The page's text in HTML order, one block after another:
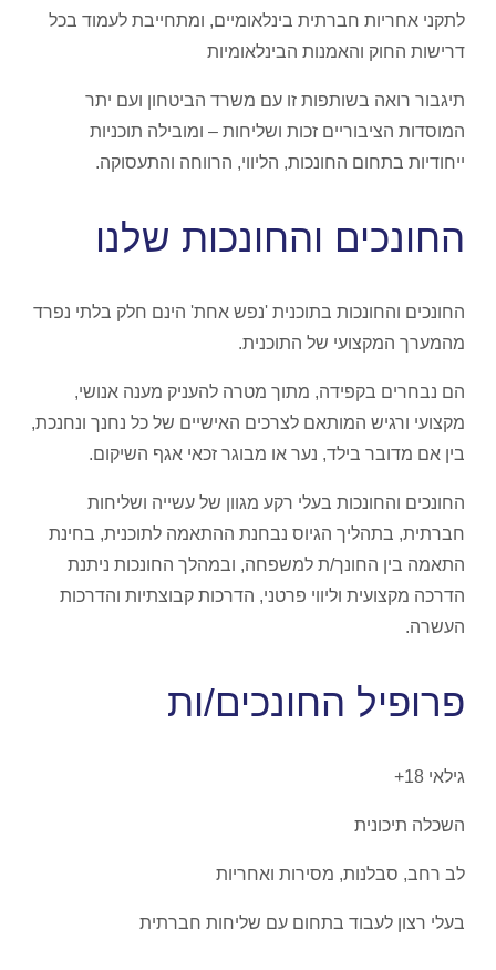
לתקני אחריות חברתית בינלאומיים, ומתחייבת לעמוד בכל
דרישות החוק והאמנות הבינלאומיות
תיגבור רואה בשותפות זו עם משרד הביטחון ועם יתר
המוסדות הציבוריים זכות ושליחות – ומובילה תוכניות
ייחודיות בתחום החונכות, הליווי, הרווחה והתעסוקה.
החונכים והחונכות שלנו
החונכים והחונכות בתוכנית 'נפש אחת' הינם חלק בלתי נפרד
מהמערך המקצועי של התוכנית.
הם נבחרים בקפידה, מתוך מטרה להעניק מענה אנושי,
מקצועי ורגיש המותאם לצרכים האישיים של כל נחנך ונחנכת,
בין אם מדובר בילד, נער או מבוגר זכאי אגף השיקום.
החונכים והחונכות בעלי רקע מגוון של עשייה ושליחות
חברתית, בתהליך הגיוס נבחנת ההתאמה לתוכנית, בחינת
התאמה בין החונך/ת למשפחה, ובמהלך החונכות ניתנת
הדרכה מקצועית וליווי פרטני, הדרכות קבוצתיות והדרכות
העשרה.
פרופיל החונכים/ות
גילאי 18+
השכלה תיכונית
לב רחב, סבלנות, מסירות ואחריות
בעלי רצון לעבוד בתחום עם שליחות חברתית